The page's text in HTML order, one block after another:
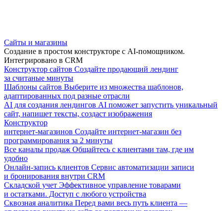
Сайты и магазины
Создание в простом конструкторе с AI-помощником.
Интегрировано в CRM
Конструктор сайтов Создайте продающий лендинг
за считаные минуты
Шаблоны сайтов Выберите из множества шаблонов,
адаптированных под разные отрасли
AI для создания лендингов AI поможет запустить уникальный
сайт, напишет тексты, создаст изображения
Конструктор
интернет-магазинов Создайте интернет-магазин без
программирования за 2 минуты
Все каналы продаж Общайтесь с клиентами там, где им
удобно
Онлайн-запись клиентов Сервис автоматизации записи
и бронирования внутри CRM
Складской учет Эффективное управление товарами
и остатками. Доступ с любого устройства
Сквозная аналитика Перед вами весь путь клиента —